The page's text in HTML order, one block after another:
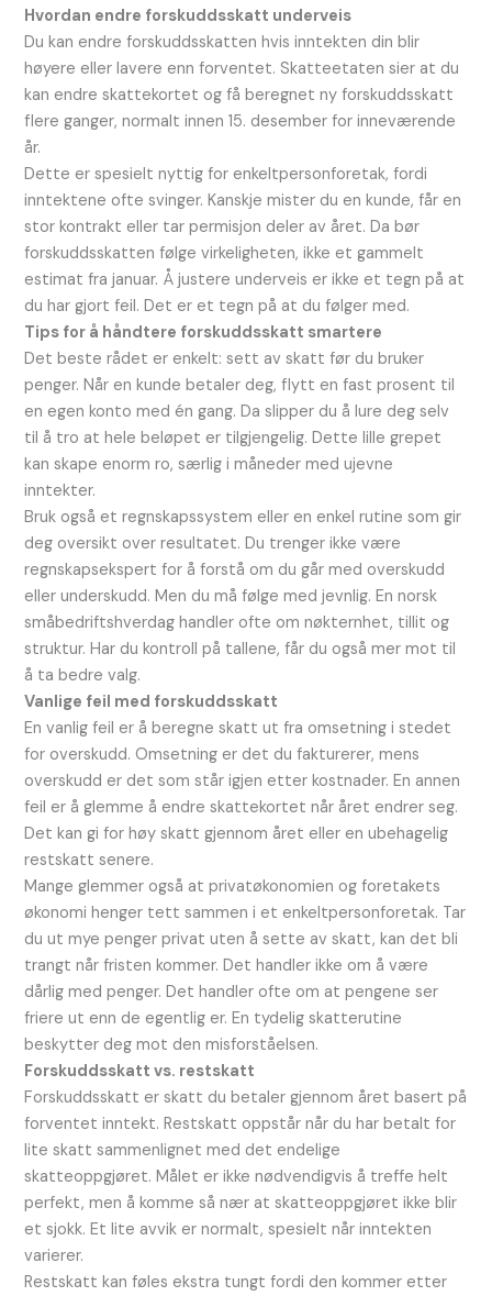
Hvordan endre forskuddsskatt underveis
Du kan endre forskuddsskatten hvis inntekten din blir
høyere eller lavere enn forventet. Skatteetaten sier at du
kan endre skattekortet og få beregnet ny forskuddsskatt
flere ganger, normalt innen 15. desember for inneværende
år.
Dette er spesielt nyttig for enkeltpersonforetak, fordi
inntektene ofte svinger. Kanskje mister du en kunde, får en
stor kontrakt eller tar permisjon deler av året. Da bør
forskuddsskatten følge virkeligheten, ikke et gammelt
estimat fra januar. Å justere underveis er ikke et tegn på at
du har gjort feil. Det er et tegn på at du følger med.
Tips for å håndtere forskuddsskatt smartere
Det beste rådet er enkelt: sett av skatt før du bruker
penger. Når en kunde betaler deg, flytt en fast prosent til
en egen konto med én gang. Da slipper du å lure deg selv
til å tro at hele beløpet er tilgjengelig. Dette lille grepet
kan skape enorm ro, særlig i måneder med ujevne
inntekter.
Bruk også et regnskapssystem eller en enkel rutine som gir
deg oversikt over resultatet. Du trenger ikke være
regnskapsekspert for å forstå om du går med overskudd
eller underskudd. Men du må følge med jevnlig. En norsk
småbedriftshverdag handler ofte om nøkternhet, tillit og
struktur. Har du kontroll på tallene, får du også mer mot til
å ta bedre valg.
Vanlige feil med forskuddsskatt
En vanlig feil er å beregne skatt ut fra omsetning i stedet
for overskudd. Omsetning er det du fakturerer, mens
overskudd er det som står igjen etter kostnader. En annen
feil er å glemme å endre skattekortet når året endrer seg.
Det kan gi for høy skatt gjennom året eller en ubehagelig
restskatt senere.
Mange glemmer også at privatøkonomien og foretakets
økonomi henger tett sammen i et enkeltpersonforetak. Tar
du ut mye penger privat uten å sette av skatt, kan det bli
trangt når fristen kommer. Det handler ikke om å være
dårlig med penger. Det handler ofte om at pengene ser
friere ut enn de egentlig er. En tydelig skatterutine
beskytter deg mot den misforståelsen.
Forskuddsskatt vs. restskatt
Forskuddsskatt er skatt du betaler gjennom året basert på
forventet inntekt. Restskatt oppstår når du har betalt for
lite skatt sammenlignet med det endelige
skatteoppgjøret. Målet er ikke nødvendigvis å treffe helt
perfekt, men å komme så nær at skatteoppgjøret ikke blir
et sjokk. Et lite avvik er normalt, spesielt når inntekten
varierer.
Restskatt kan føles ekstra tungt fordi den kommer etter